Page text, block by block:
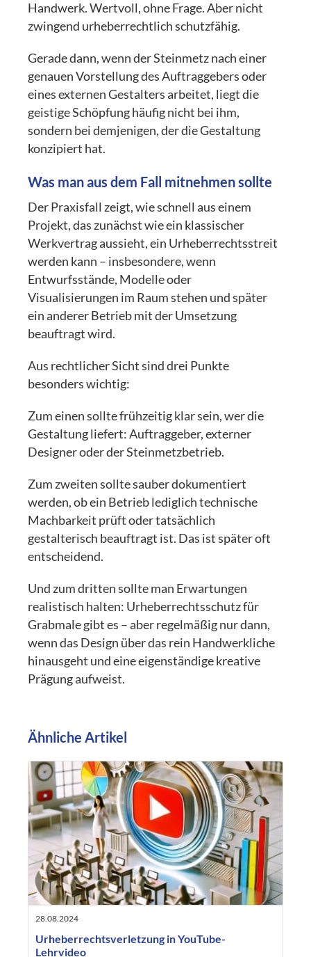
Handwerk. Wertvoll, ohne Frage. Aber nicht
zwingend urheberrechtlich schutzfähig.
Gerade dann, wenn der Steinmetz nach einer
genauen Vorstellung des Auftraggebers oder
eines externen Gestalters arbeitet, liegt die
geistige Schöpfung häufig nicht bei ihm,
sondern bei demjenigen, der die Gestaltung
konzipiert hat.
Was man aus dem Fall mitnehmen sollte
Der Praxisfall zeigt, wie schnell aus einem
Projekt, das zunächst wie ein klassischer
Werkvertrag aussieht, ein Urheberrechtsstreit
werden kann – insbesondere, wenn
Entwurfsstände, Modelle oder
Visualisierungen im Raum stehen und später
ein anderer Betrieb mit der Umsetzung
beauftragt wird.
Aus rechtlicher Sicht sind drei Punkte
besonders wichtig:
Zum einen sollte frühzeitig klar sein, wer die
Gestaltung liefert: Auftraggeber, externer
Designer oder der Steinmetzbetrieb.
Zum zweiten sollte sauber dokumentiert
werden, ob ein Betrieb lediglich technische
Machbarkeit prüft oder tatsächlich
gestalterisch beauftragt ist. Das ist später oft
entscheidend.
Und zum dritten sollte man Erwartungen
realistisch halten: Urheberrechtsschutz für
Grabmale gibt es – aber regelmäßig nur dann,
wenn das Design über das rein Handwerkliche
hinausgeht und eine eigenständige kreative
Prägung aufweist.
Ähnliche Artikel
28.08.2024
Urheberrechtsverletzung in YouTube-
Lehrvideo